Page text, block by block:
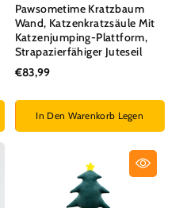
Pawsometime Kratzbaum
Wand, Katzenkratzsäule Mit
Katzenjumping-Plattform,
Strapazierfähiger Juteseil
€83,99
In Den Warenkorb Legen